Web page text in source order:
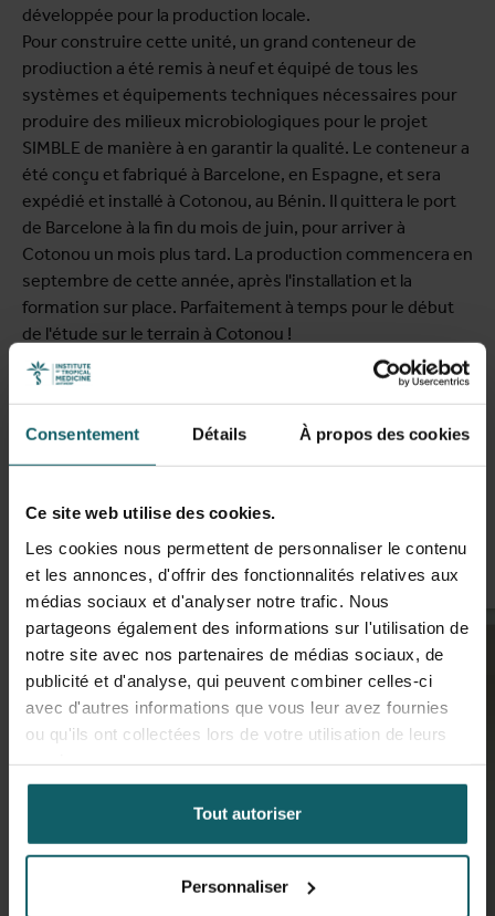
Consentement Détails À propos des cookies
Ce site web utilise des cookies.
Les cookies nous permettent de personnaliser le contenu
et les annonces, d'offrir des fonctionnalités relatives aux
médias sociaux et d'analyser notre trafic. Nous
partageons également des informations sur l'utilisation de
notre site avec nos partenaires de médias sociaux, de
publicité et d'analyse, qui peuvent combiner celles-ci
avec d'autres informations que vous leur avez fournies
ou qu'ils ont collectées lors de votre utilisation de leurs
Tout autoriser
Personnaliser
développée pour la production locale.
Pour construire cette unité, un grand conteneur de
prodiuction a été remis à neuf et équipé de tous les
systèmes et équipements techniques nécessaires pour
produire des milieux microbiologiques pour le projet
SIMBLE de manière à en garantir la qualité. Le conteneur a
été conçu et fabriqué à Barcelone, en Espagne, et sera
expédié et installé à Cotonou, au Bénin. Il quittera le port
de Barcelone à la fin du mois de juin, pour arriver à
Cotonou un mois plus tard. La production commencera en
septembre de cette année, après l'installation et la
formation sur place. Parfaitement à temps pour le début
de l'étude sur le terrain à Cotonou !
Faites passer le mot ! Partagez cette nouvelle
sur
Facebook
Nouvelles similaires